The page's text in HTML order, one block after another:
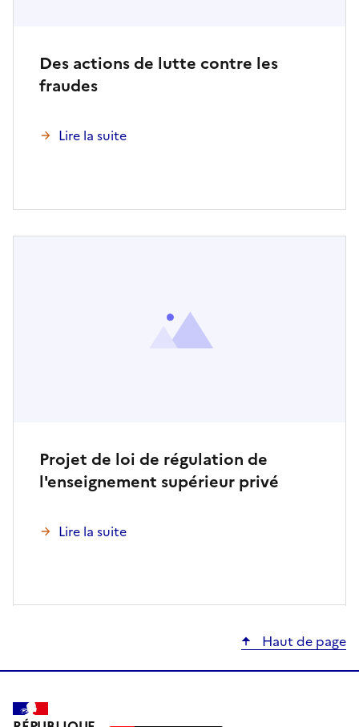
Des actions de lutte contre les
fraudes
Lire la suite
Projet de loi de régulation de
l'enseignement supérieur privé
Lire la suite
Haut de page